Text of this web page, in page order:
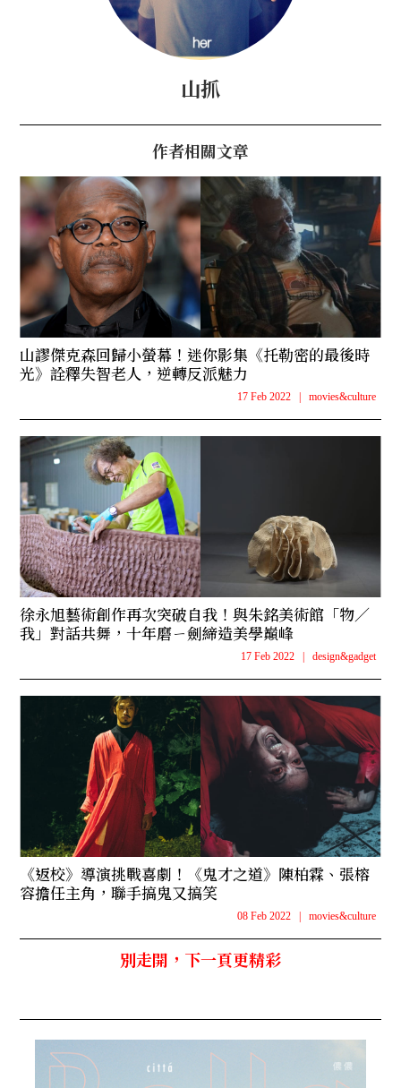
山抓
作者相關文章
山謬傑克森回歸小螢幕！迷你影集《托勒密的最後時
光》詮釋失智老人，逆轉反派魅力
17 Feb 2022 movies&culture
徐永旭藝術創作再次突破自我！與朱銘美術館「物／
我」對話共舞，十年磨ㄧ劍締造美學巔峰
17 Feb 2022 design&gadget
《返校》導演挑戰喜劇！《鬼才之道》陳柏霖、張榕
容擔任主角，聯手搞鬼又搞笑
08 Feb 2022 movies&culture
別走開，下一頁更精彩